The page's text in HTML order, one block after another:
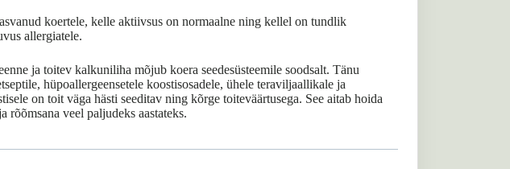
koertele, kelle aktiivsus on normaalne ning kellel on tundlik
allergiatele.
ja toitev kalkuniliha mõjub koera seedesüsteemile soodsalt. Tänu
hüpoallergeensetele koostisosadele, ühele teraviljaallikale ja
on toit väga hästi seeditav ning kõrge toiteväärtusega. See aitab hoida
rõõmsana veel paljudeks aastateks.